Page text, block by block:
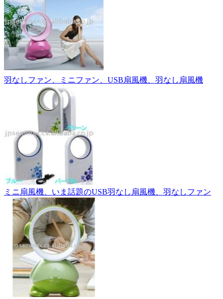
羽なしファン、ミニファン、USB扇風機、羽なし扇風機
ミニ扇風機、いま話題のUSB羽なし扇風機、羽なしファン